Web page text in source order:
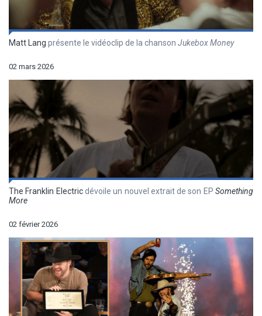
Matt Lang présente le vidéoclip de la chanson Jukebox Money
02 mars 2026
The Franklin Electricdévoile un nouvel extrait de son EPSomething
More
02 février 2026